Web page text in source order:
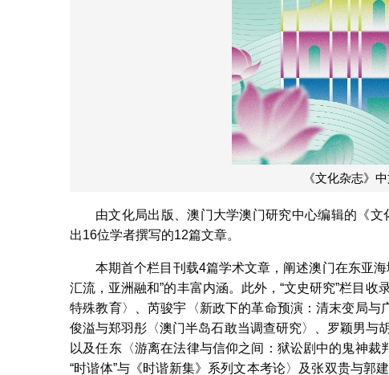
《文化杂志》
由文化局出版、澳门大学澳门研究中心编辑的《
出16位学者撰写的12篇文章。
本期首个栏目刊载4篇学术文章，阐述澳门在东亚
汇流，亚洲融和”的丰富内涵。此外，“文史研究”栏目
特殊教育〉、芮骏宇〈新政下的革命预演：清末变局与
俊溢与郑羽彤〈澳门半岛石敢当调查研究〉、罗颖男与
以及任东〈游离在法律与信仰之间：狱讼剧中的鬼神裁
“时谐体”与《时谐新集》系列文本考论〉及张双贵与郭